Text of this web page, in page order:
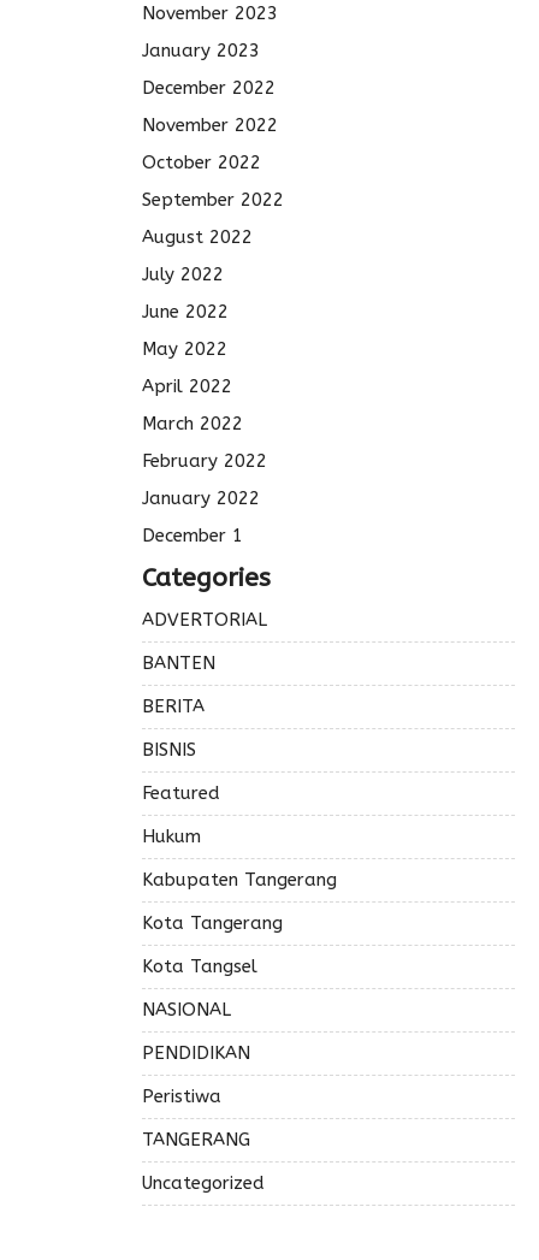
November 2023
January 2023
December 2022
November 2022
October 2022
September 2022
August 2022
July 2022
June 2022
May 2022
April 2022
March 2022
February 2022
January 2022
December 1
Categories
ADVERTORIAL
BANTEN
BERITA
BISNIS
Featured
Hukum
Kabupaten Tangerang
Kota Tangerang
Kota Tangsel
NASIONAL
PENDIDIKAN
Peristiwa
TANGERANG
Uncategorized